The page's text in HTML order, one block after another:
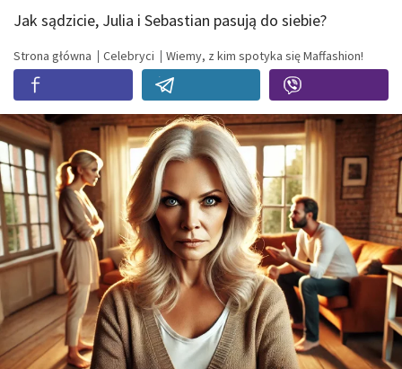
Jak sądzicie, Julia i Sebastian pasują do siebie?
Strona główna Celebryci Wiemy, z kim spotyka się Maffashion!